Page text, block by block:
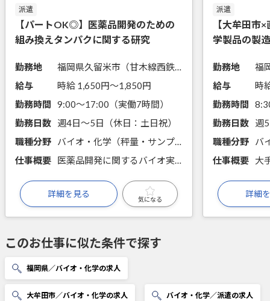
派遣
【パートOK◎】医薬品開発のための
組み換えタンパクに関する研究
勤務地
福岡県久留米市（甘木線西鉄久留米駅からバス15分）
給与
時給 1,650円〜1,850円
勤務時間
9:00～17:00（実働7時間）
勤務日数
週4日～5日（休日：土日祝）
職種分野
バイオ・化学（秤量・サンプリング・分注、前処理・試薬調製、細胞培養・分取、微生物培養、遺伝子実験、タンパク質実験）
仕事概要
医薬品開発に関するバイオ実験を担当します。
詳細を見る
気になる
派遣
【大牟田市
学製品の製
勤務地
給与
時
勤務時間
勤務日数
職種分野
仕事概要
詳細
このお仕事に似た条件で探す
福岡県／バイオ・化学の求人
大牟田市／バイオ・化学の求人 バイオ・化学／派遣の求人